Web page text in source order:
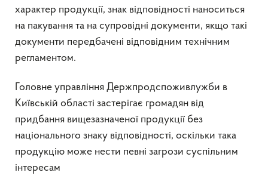
характер продукції, знак відповідності наноситься
на пакування та на супровідні документи, якщо такі
документи передбачені відповідним технічним
регламентом.
Головне управління Держпродспоживлужби в
Київській області застерігає громадян від
придбання вищезазначеної продукції без
національного знаку відповідності, оскільки така
продукцію може нести певні загрози суспільним
інтересам